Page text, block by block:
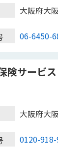
大阪府大
06-6450-
険サービス
大阪府大
0120-